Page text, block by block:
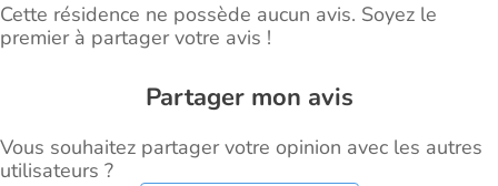
Cette résidence ne possède aucun avis. Soyez le
premier à partager votre avis !
Partager mon avis
Vous souhaitez partager votre opinion avec les autres
utilisateurs ?